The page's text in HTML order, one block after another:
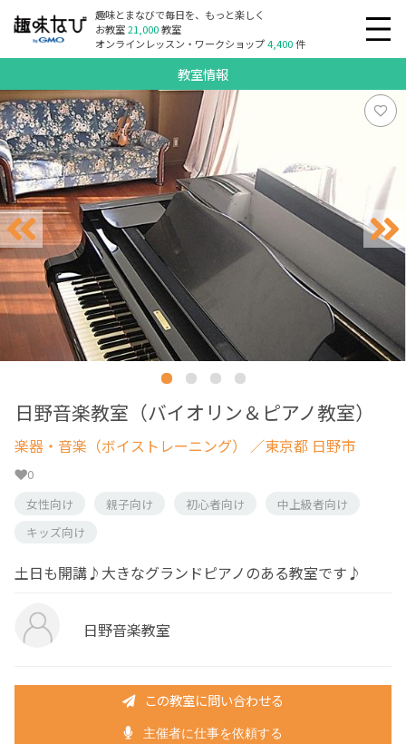
趣味とまなびで毎日を、もっと楽しく
お教室21,000教室
オンラインレッスン・ワークショップ4,400件
教室情報
日野音楽教室（バイオリン＆ピアノ教室）
楽器・音楽（ボイストレーニング） ／東京都 日野市
0
女性向け
親子向け 初心者向け
中上級者向け
キッズ向け
土日も開講♪大きなグランドピアノのある教室です♪
日野音楽教室
この教室に問い合わせる
主催者に仕事を依頼する